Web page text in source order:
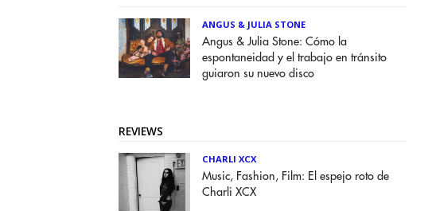
ANGUS & JULIA STONE
Angus & Julia Stone: Cómo la
espontaneidad y el trabajo en tránsito
guiaron su nuevo disco
REVIEWS
CHARLI XCX
Music, Fashion, Film: El espejo roto de
Charli XCX